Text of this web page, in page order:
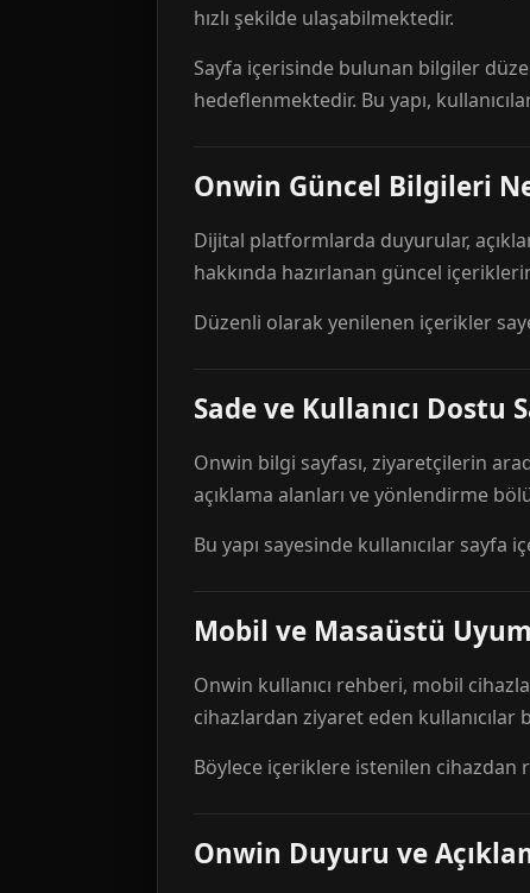
hızlı şekilde ulaşabilmektedir.
Sayfa içerisinde bulunan bilgiler
hedeflenmektedir. Bu yapı,
Onwin Güncel Bilgileri
Dijital platformlarda duyurular,
hakkında hazırlanan güncel
Düzenli olarak yenilenen içerikler
Sade ve Kullanıcı Dostu
Onwin bilgi sayfası, ziyaretçilerin
açıklama alanları ve yönlendirme
Bu yapı sayesinde kullanıcılar
Mobil ve Masaüstü
Onwin kullanıcı rehberi, mobil
cihazlardan ziyaret eden
Böylece içeriklere istenilen cihazdan
Onwin Duyuru ve